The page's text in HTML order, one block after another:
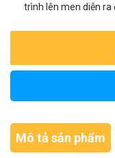
trình lên men diễn ra
Mô tả sản phẩm